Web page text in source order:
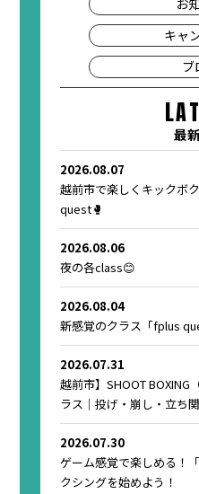
キャ
ブ
最
2026.08.07
越前市で楽しくキックボ
quest🥊
2026.08.06
夜の各class😊
2026.08.04
新感覚のクラス「fplus
2026.07.31
越前市】SHOOT BOXING
ラス｜投げ・崩し・立ち
2026.07.30
ゲーム感覚で楽しめる！
クシングを始めよう！